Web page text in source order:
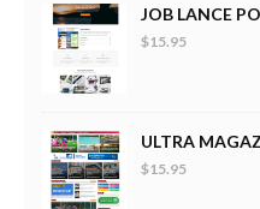
JOB LANCE
$15.95
ULTRA
$15.95